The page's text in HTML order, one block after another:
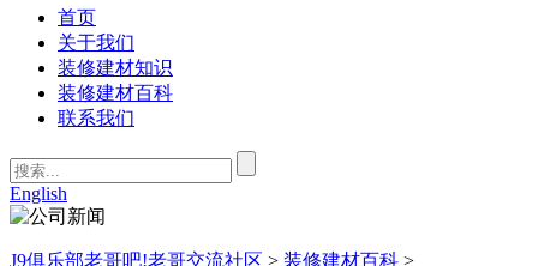
首页
关于我们
装修建材知识
装修建材百科
联系我们
English
J9俱乐部老哥吧!老哥交流社区 > 装修建材百科 >